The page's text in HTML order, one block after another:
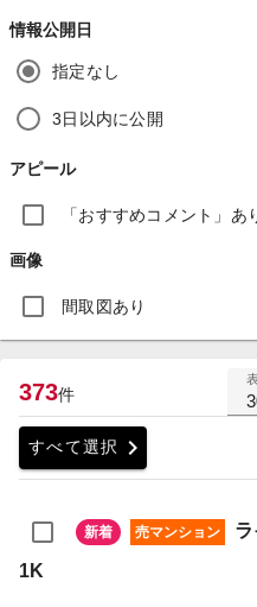
情報公開日
指定なし
3日以内に公開
アピール
「おすすめコメント」あ
画像
間取図あり
373件
すべて選択 chevron_right
新着 売マンション
1K